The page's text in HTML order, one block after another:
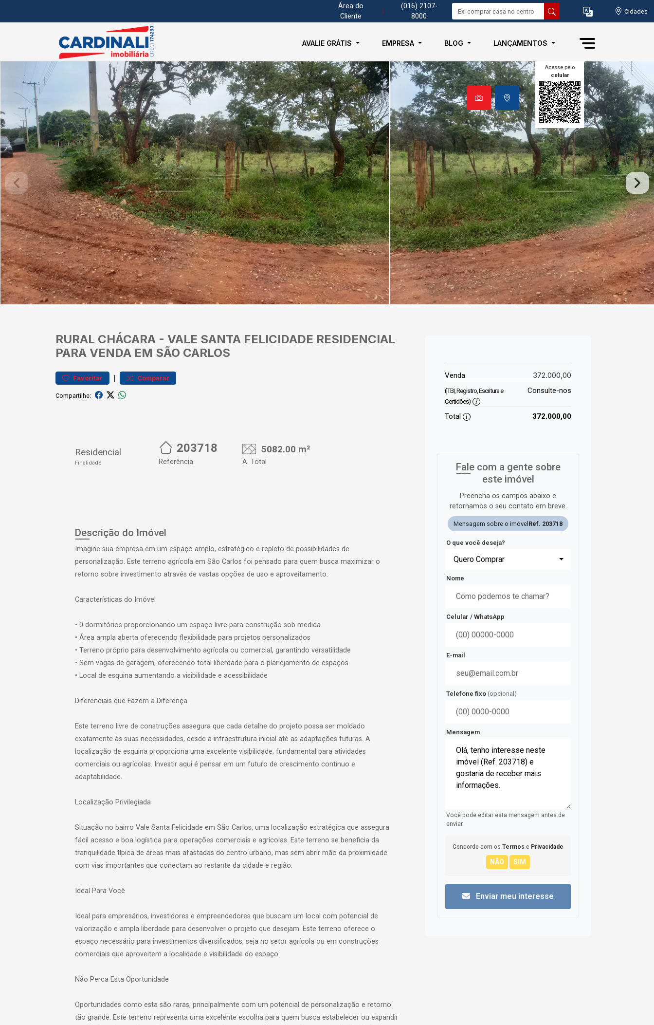
Área do
Cliente
(016) 2107-
8000
Cidades
AVALIE GRÁTIS EMPRESA BLOG LANÇAMENTOS
Acesse pelo
celular
RURAL CHÁCARA - VALE SANTA FELICIDADE RESIDENCIAL
PARA VENDA EM SÃO CARLOS
Favoritar | Comparar
Compartilhe:
Residencial
Finalidade
203718
Referência
5082.00 m²
A. Total
Descrição do Imóvel
Imagine sua empresa em um espaço amplo, estratégico e repleto de possibilidades de
personalização. Este terreno agrícola em São Carlos foi pensado para quem busca maximizar o
retorno sobre investimento através de vastas opções de uso e aproveitamento.
Características do Imóvel
• 0 dormitórios proporcionando um espaço livre para construção sob medida
• Área ampla aberta oferecendo flexibilidade para projetos personalizados
• Terreno próprio para desenvolvimento agrícola ou comercial, garantindo versatilidade
• Sem vagas de garagem, oferecendo total liberdade para o planejamento de espaços
• Local de esquina aumentando a visibilidade e acessibilidade
Diferenciais que Fazem a Diferença
Este terreno livre de construções assegura que cada detalhe do projeto possa ser moldado
exatamente às suas necessidades, desde a infraestrutura inicial até as adaptações futuras. A
localização de esquina proporciona uma excelente visibilidade, fundamental para atividades
comerciais ou agrícolas. Investir aqui é pensar em um futuro de crescimento contínuo e
adaptabilidade.
Localização Privilegiada
Situação no bairro Vale Santa Felicidade em São Carlos, uma localização estratégica que assegura
fácil acesso e boa logística para operações comerciais e agrícolas. Este terreno se beneficia da
tranquilidade típica de áreas mais afastadas do centro urbano, mas sem abrir mão da proximidade
com vias importantes que conectam ao restante da cidade e região.
Ideal Para Você
Ideal para empresários, investidores e empreendedores que buscam um local com potencial de
valorização e ampla liberdade para desenvolver o projeto que desejam. Este terreno oferece o
espaço necessário para investimentos diversificados, seja no setor agrícola ou em construções
comerciais que aproveitem a localidade e visibilidade do espaço.
Não Perca Esta Oportunidade
Oportunidades como esta são raras, principalmente com um potencial de personalização e retorno
tão grande. Este terreno representa uma excelente escolha para quem busca estabelecer ou expandir
Venda 372.000,00
(ITBI, Registro, Escritura e
Certidões)
Consulte-nos
Total 372.000,00
Fale com a gente sobre
este imóvel
Preencha os campos abaixo e
retornamos o seu contato em breve.
Mensagem sobre o imóvel Ref. 203718
O que você deseja?
Quero Comprar
Nome
Celular / WhatsApp
E-mail
Telefone fixo (opcional)
Mensagem
Você pode editar esta mensagem antes de
enviar.
Concordo com os Termos e Privacidade
Enviar meu interesse